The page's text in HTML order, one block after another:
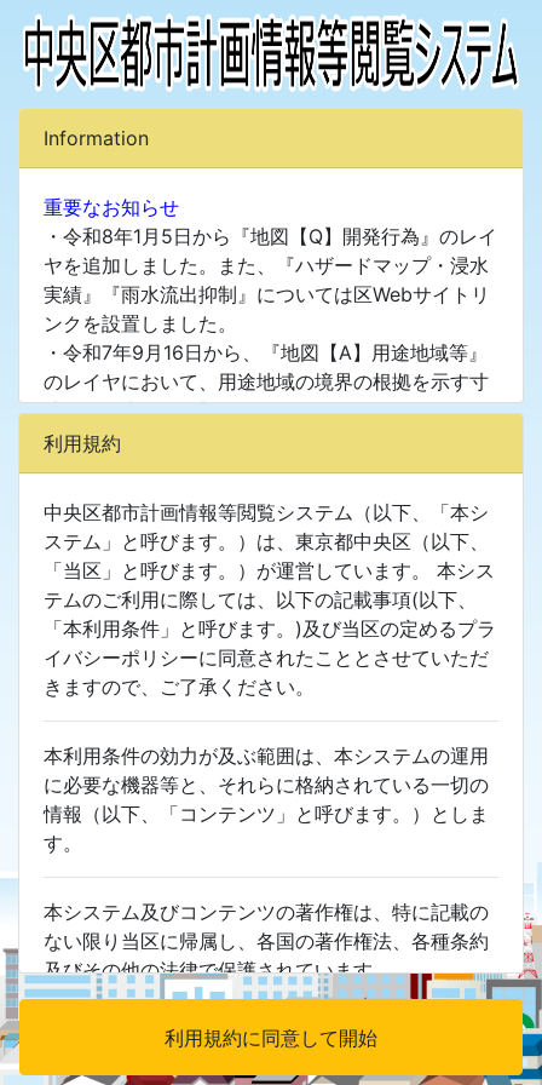
Information
重要なお知らせ
・令和8年1月5日から『地図【Q】開発行為』のレイ
ヤを追加しました。また、『ハザードマップ・浸水
実績』『雨水流出抑制』については区Webサイトリ
ンクを設置しました。
・令和7年9月16日から、『地図【A】用途地域等』
のレイヤにおいて、用途地域の境界の根拠を示す寸
法値等の表示を追加しました。
・令和6年6月3日から『土地境界図』、『道路台帳
平面図』、『公共基準点』、『地籍調査履歴』を確
認することができるようになりました。
・背景図は令和３年度版地形図を利用しており、建
物形状が現状と異なる可能性があります。
新着情報（2025.3.13）
都市計画情報の更新を行いました。主な内容は以下
の通りです。
晴海地区地区計画の変更（第4－2街区の追加）に
伴う情報の更新
利用規約
中央区都市計画情報等閲覧システム（以下、「本シ
ステム」と呼びます。）は、東京都中央区（以下、
「当区」と呼びます。）が運営しています。 本シス
テムのご利用に際しては、以下の記載事項(以下、
「本利用条件」と呼びます。)及び当区の定めるプラ
イバシーポリシーに同意されたこととさせていただ
きますので、ご了承ください。
本利用条件の効力が及ぶ範囲は、本システムの運用
に必要な機器等と、それらに格納されている一切の
情報（以下、「コンテンツ」と呼びます。）としま
す。
本システム及びコンテンツの著作権は、特に記載の
ない限り当区に帰属し、各国の著作権法、各種条約
及びその他の法律で保護されています。
本システムでは次の行為を禁止します。 営利目的で
利用規約に同意して開始